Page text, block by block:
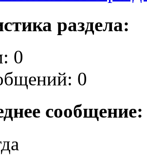
раздела:
0
0
сообщение: